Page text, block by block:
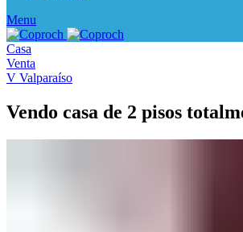
Menu
Casa
Venta
V Valparaíso
Vendo casa de 2 pisos